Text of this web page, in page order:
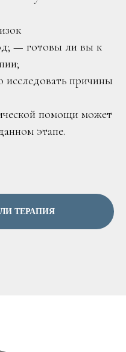
— готовы ли вы к
исследовать причины
помощи может
этапе.
ТЕРАПИЯ